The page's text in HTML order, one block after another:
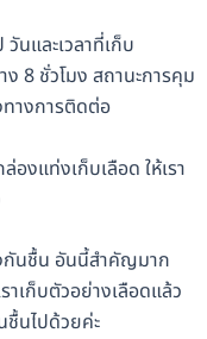
นและเวลาที่เก็บ
8 ชั่วโมง สถานะการคุม
างการติดต่อ
องแท่งเก็บเลือด ให้เรา
กันชื้น อันนี้สำคัญมาก
าเก็บตัวอย่างเลือดแล้ว
นไปด้วยค่ะ